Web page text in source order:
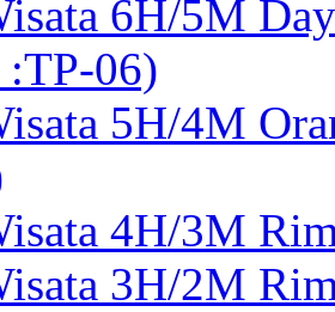
6H/5M
06)
5H/4M
4H/3M
3H/2M